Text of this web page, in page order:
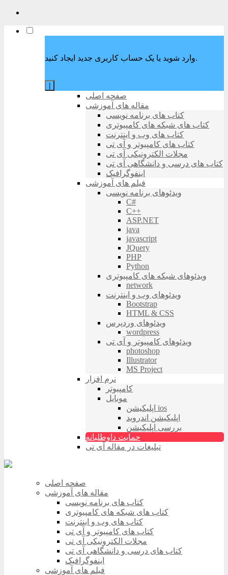
وارد شوید یا یک حساب کاربری جدید ایجاد کنید.
صفحه اصلی
مقاله های آموزشی
کتاب های برنامه نویسی
کتاب های شبکه های کامپیوتری
کتاب های وب و اینترنت
کتاب های کامپیوتر و آی تی
مجلات الکترونیکی آی تی
کتاب های درسی و دانشگاهی آی تی
اینفوگرافیک
فیلم های آموزشی
ویدئوهای برنامه نویسی
C#
C++
ASP.NET
java
javascript
JQuery
PHP
Python
ویدئوهای شبکه های کامپیوتری
network
ویدئوهای وب و اینترنت
Bootstrap
HTML & CSS
ویدئوهای وردپرس
wordpress
ویدئوهای کامپیوتر و آی تی
photoshop
Illustrator
MS Project
نرم افزار
کامپیوتر
موبایل
اپلیکیشن ios
اپلیکیشن اندروید
بررسی اپلیکیشن
حمایت داوطلبانه
تبلیغات در مقاله آی تی
صفحه اصلی
مقاله های آموزشی
کتاب های برنامه نویسی
کتاب های شبکه های کامپیوتری
کتاب های وب و اینترنت
کتاب های کامپیوتر و آی تی
مجلات الکترونیکی آی تی
کتاب های درسی و دانشگاهی آی تی
اینفوگرافیک
فیلم های آموزشی